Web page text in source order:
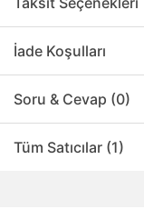
İade Koşulları
Soru & Cevap (0)
Tüm Satıcılar (1)